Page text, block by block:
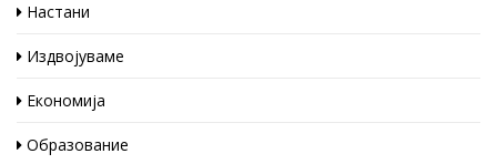
Настани
Издвојуваме
Економија
Образование